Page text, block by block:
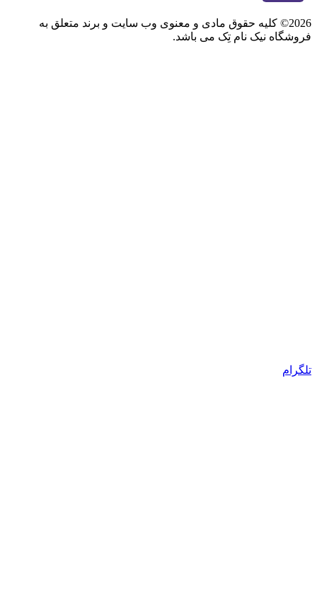
2026© کلیه حقوق مادی و معنوی وب سایت و برند متعلق به
فروشگاه نیک نام تِک می باشد.
تلگرام